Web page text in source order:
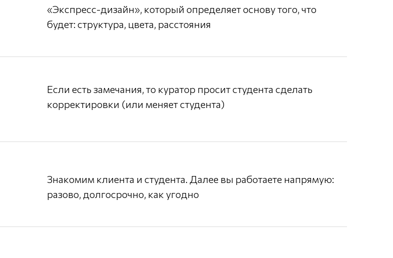
Если есть замечания, то куратор просит студента сделать
корректировки (или меняет студента)
«Экспресс-дизайн», который определяет основу того, что
будет: структура, цвета, расстояния
Знакомим клиента и студента. Далее вы работаете напрямую:
разово, долгосрочно, как угодно